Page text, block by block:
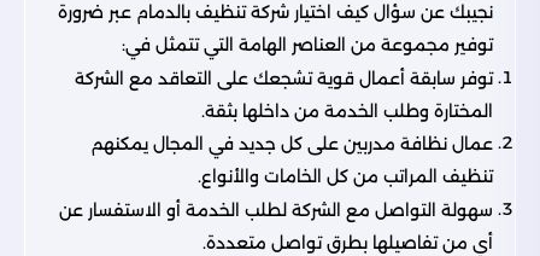
نجيبك عن سؤال كيف اختيار شركة تنظيف بالدمام عبر ضرورة
توفير مجموعة من العناصر الهامة التي تتمثل في:
توفر سابقة أعمال قوية تشجعك على التعاقد مع الشركة
المختارة وطلب الخدمة من داخلها بثقة.
عمال نظافة مدربين على كل جديد في المجال يمكنهم
تنظيف المراتب من كل الخامات والأنواع.
سهولة التواصل مع الشركة لطلب الخدمة أو الاستفسار عن
أي من تفاصيلها بطرق تواصل متعددة.